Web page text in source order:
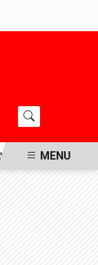
CACHORRO
MENU